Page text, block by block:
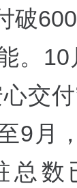
破
。
交
9月
总数